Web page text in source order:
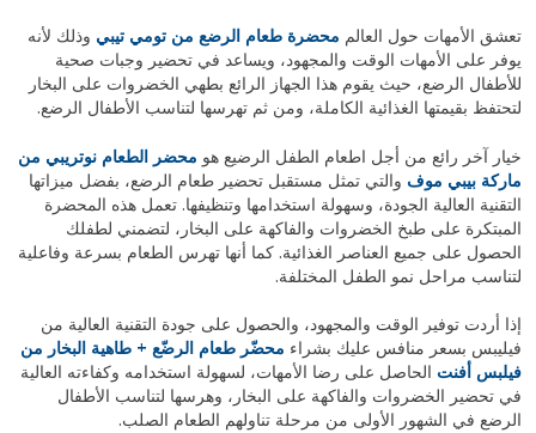
تعشق الأمهات حول العالم محضرة طعام الرضع من تومي تيبي وذلك لأنه
يوفر على الأمهات الوقت والمجهود، ويساعد في تحضير وجبات صحية
للأطفال الرضع، حيث يقوم هذا الجهاز الرائع بطهي الخضروات على البخار
لتحتفظ بقيمتها الغذائية الكاملة، ومن ثم تهرسها لتناسب الأطفال الرضع.
خيار آخر رائع من أجل اطعام الطفل الرضيع هو محضر الطعام نوتريبي من
ماركة بيبي موف والتي تمثل مستقبل تحضير طعام الرضع، بفضل ميزاتها
التقنية العالية الجودة، وسهولة استخدامها وتنظيفها. تعمل هذه المحضرة
المبتكرة على طبخ الخضروات والفاكهة على البخار، لتضمني لطفلك
الحصول على جميع العناصر الغذائية. كما أنها تهرس الطعام بسرعة وفاعلية
لتناسب مراحل نمو الطفل المختلفة.
إذا أردت توفير الوقت والمجهود، والحصول على جودة التقنية العالية من
فيليبس بسعر منافس عليك بشراء محضّر طعام الرضّع + طاهية البخار من
فيلبس أفنت الحاصل على رضا الأمهات، لسهولة استخدامه وكفاءته العالية
في تحضير الخضروات والفاكهة على البخار، وهرسها لتناسب الأطفال
الرضع في الشهور الأولى من مرحلة تناولهم الطعام الصلب.